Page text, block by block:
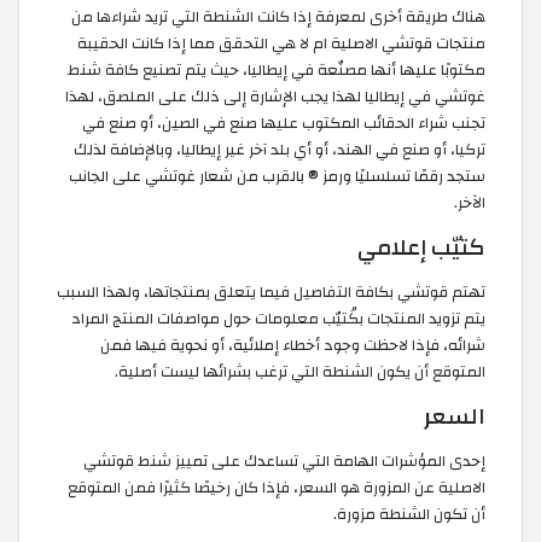
هناك طريقة أخرى لمعرفة إذا كانت الشنطة التي تريد شراءها من
منتجات قوتشي الاصلية ام لا هي التحقق مما إذا كانت الحقيبة
مكتوبًا عليها أنها مصنّعة في إيطاليا، حيث يتم تصنيع كافة شنط
غوتشي في إيطاليا لهذا يجب الإشارة إلى ذلك على الملصق، لهذا
تجنب شراء الحقائب المكتوب عليها صنع في الصين، أو صنع في
تركيا، أو صنع في الهند، أو أي بلد آخر غير إيطاليا، وبالإضافة لذلك
ستجد رقمًا تسلسليًا ورمز ® بالقرب من شعار غوتشي على الجانب
الآخر.
كتيّب إعلامي
تهتم قوتشي بكافة التفاصيل فيما يتعلق بمنتجاتها، ولهذا السبب
يتم تزويد المنتجات بكُتيّب معلومات حول مواصفات المنتج المراد
شرائه، فإذا لاحظت وجود أخطاء إملائية، أو نحوية فيها فمن
المتوقع أن يكون الشنطة التي ترغب بشرائها ليست أصلية.
السعر
إحدى المؤشرات الهامة التي تساعدك على تمييز شنط قوتشي
الاصلية عن المزورة هو السعر، فإذا كان رخيصًا كثيرًا فمن المتوقع
أن تكون الشنطة مزورة.